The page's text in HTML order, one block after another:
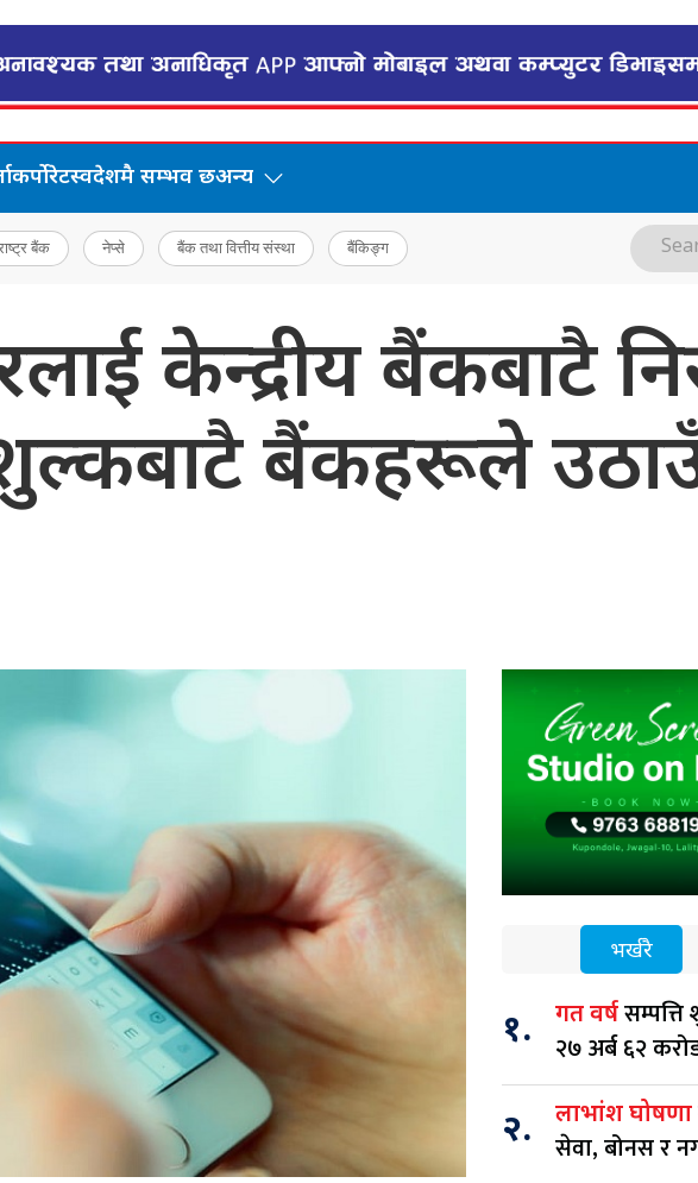
कर्पोरेटस्वदेशमै सम्भव छअन्य
बैंक नेप्से बैंक तथा वित्तीय संस्था बैंकिङ्ग
केन्द्रीय बैंकबाटै
बैंकहरूले
भर्खरै
१. गत वर्षसम्पत्ति
२७ अर्ब ६२
२. लाभांश घोषणा
सेवा, बोनस र